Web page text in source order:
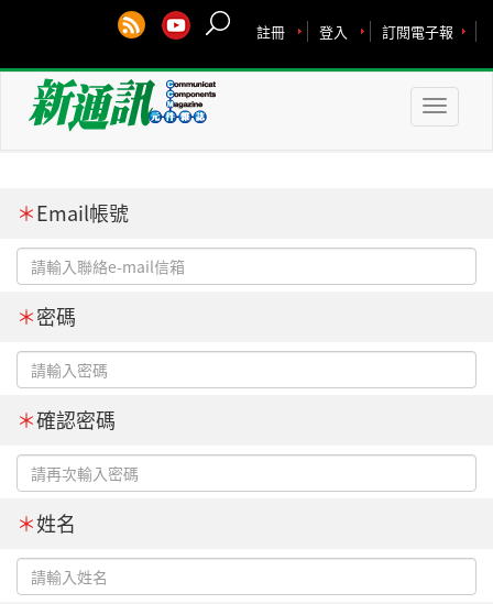
訂閱電子報
登入
註冊
Toggle
＊Email帳號
＊密碼
＊確認密碼
＊姓名